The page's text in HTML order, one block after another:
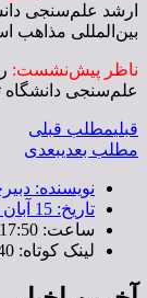
ارشد علم‌سنجی
بین‌المللی مذاهب
ناظر پیش‌نشست:
علم‌سنجی دانشگاه
قبلیمطلب قبلی
مطلب بعدیبعدی
نویسنده:
تاریخ: 15 آبان 1403
ساعت: 17:50
لینک کوتاه: https://congress.ilisa.ir/?p=9340